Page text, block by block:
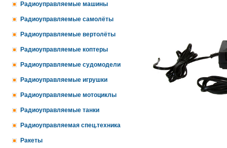
Радиоуправляемые машины
Радиоуправляемые самолёты
Радиоуправляемые вертолёты
Радиоуправляемые коптеры
Радиоуправляемые судомодели
Радиоуправляемые игрушки
Радиоуправляемые мотоциклы
Радиоуправляемые танки
Радиоуправляемая спец.техника
Ракеты